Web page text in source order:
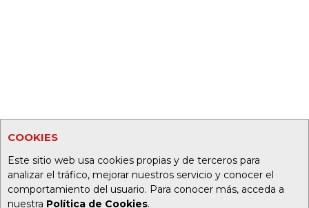
COOKIES
Este sitio web usa cookies propias y de terceros para
analizar el tráfico, mejorar nuestros servicio y conocer el
comportamiento del usuario. Para conocer más, acceda a
nuestra Política de Cookies.